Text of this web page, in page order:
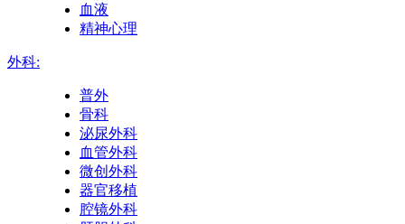
血液
精神心理
外科:
普外
骨科
泌尿外科
血管外科
微创外科
器官移植
腔镜外科